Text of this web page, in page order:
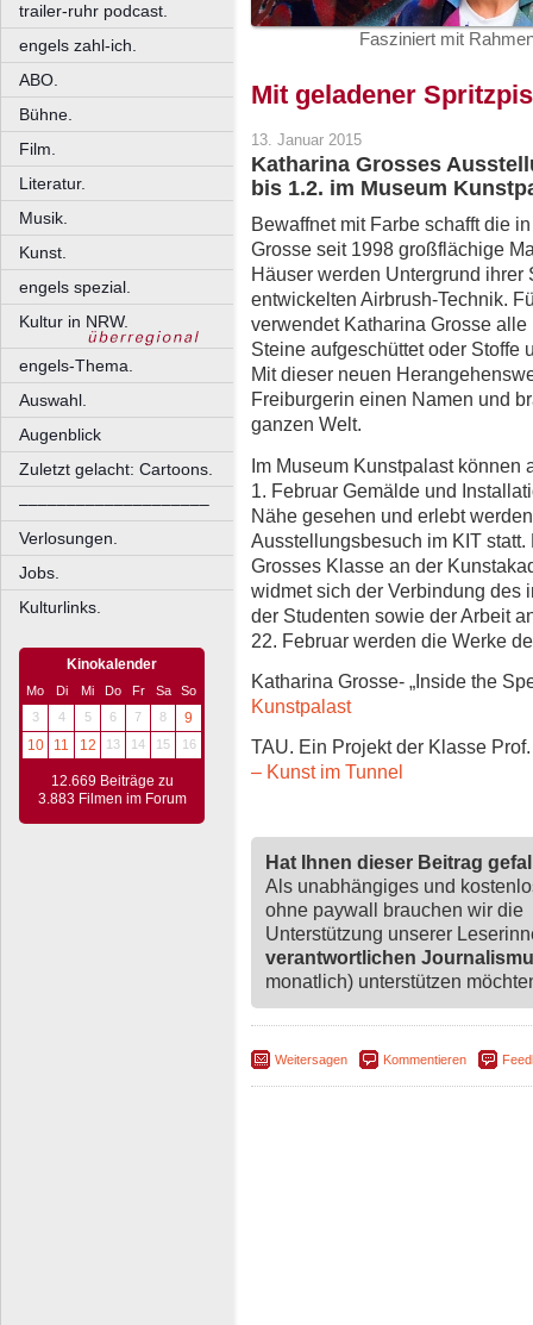
trailer-ruhr podcast.
engels zahl-ich.
ABO.
Bühne.
Film.
Literatur.
Musik.
Kunst.
engels spezial.
Kultur in NRW.
engels-Thema.
Auswahl.
Augenblick
Zuletzt gelacht: Cartoons.
––––––––––––––––––––
Verlosungen.
Jobs.
Kulturlinks.
Kinokalender
Mo Di Mi Do Fr Sa
So
3
4 5 6 7 8
9
10
11 12 13 14 15 16
12.669 Beiträge zu
3.883 Filmen im Forum
Fasziniert mit
Mit geladener
13. Januar 2015
Katharina Grosses
bis 1.2. im Museum
Bewaffnet mit Farbe schafft die
Grosse seit 1998 großflächige
Häuser werden Untergrund
entwickelten Airbrush-Technik.
verwendet Katharina Grosse
Steine aufgeschüttet oder Stoffe
Mit dieser neuen
Freiburgerin einen Namen und
ganzen Welt.
Im Museum Kunstpalast können
1. Februar Gemälde und
Nähe gesehen und erlebt
Ausstellungsbesuch im KIT statt.
Grosses Klasse an der
widmet sich der Verbindung des
der Studenten sowie der Arbeit
22. Februar werden die Werke
Katharina Grosse- „Inside the
Kunstpalast
TAU. Ein Projekt der Klasse
– Kunst im Tunnel
Hat Ihnen dieser Beitrag
Als unabhängiges und
ohne paywall brauchen wir die
Unterstützung unserer
verantwortlichen
monatlich) unterstützen
Weitersagen Kommentieren